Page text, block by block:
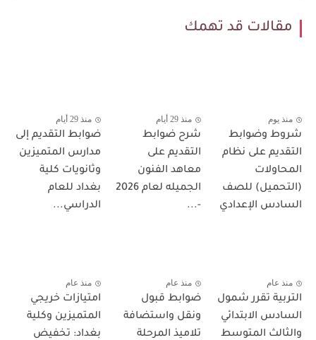
مقالات قد تهمك
منذ يوم
شروط وضوابط
التقديم على نظام
المحاولات
(التحميل) للصف
السادس الإعدادي
منذ 29 أيام
شرح ضوابط
التقديم على
معاهد الفنون
الجميله لعام 2026
-...
منذ 29 أيام
ضوابط التقديم إلى
مدارس المتميزين
وثانويات كلية
بغداد للعام
الدراسي...
منذ عام
التربية تقرر شمول
السادس الابتدائي
والثالث المتوسط
منذ عام
ضوابط قبول
ونقل واستضافة
تلاميذ المرحلة
منذ عام
امتيازات خريجي
المتميزين وكلية
بغداد: تخفيض